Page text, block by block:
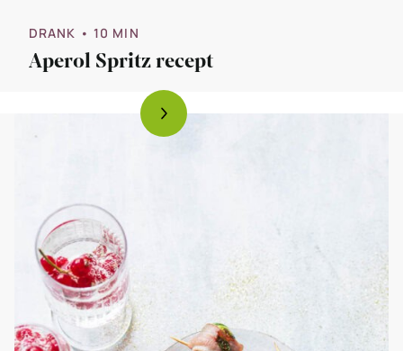
DRANK • 10 MIN
Aperol Spritz recept